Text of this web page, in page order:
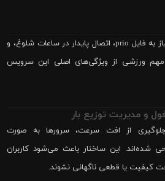
بازگشایی سریع کانال‌ها بدون نیاز به فایل prio، اتصال پایدار در ساعات شلوغ، و
مهم ورزشی از ویژگی‌های اصلی این سرویس
و مدیریت توزیع بار
از افت سرعت، سرورها به صورت
شده‌اند. این ساختار باعث می‌شود کاربران
کیفیت یا قطعی ناگهانی نشوند.